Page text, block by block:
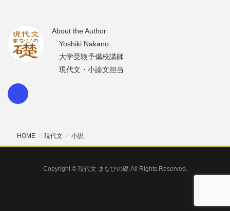
About the Author
Yoshiki Nakano
大学受験予備校講師
現代文・小論文担当
HOME 現代文 小説
Copyright © 現代文 まなびの礎 All Rights Reserved.